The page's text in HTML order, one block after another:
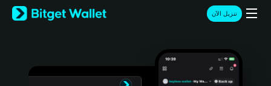
English
日本語
Türkçe
تنزيل الآن